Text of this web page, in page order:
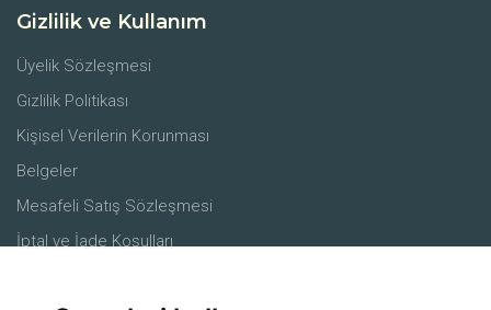
Gizlilik ve Kullanım
Üyelik Sözleşmesi
Gizlilik Politikası
Kişisel Verilerin Korunması
Belgeler
Mesafeli Satış Sözleşmesi
İptal ve İade Koşulları